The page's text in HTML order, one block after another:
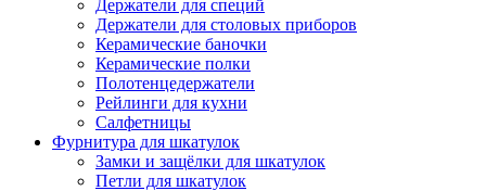
Держатели для специй
Держатели для столовых приборов
Керамические баночки
Керамические полки
Полотенцедержатели
Рейлинги для кухни
Салфетницы
Фурнитура для шкатулок
Замки и защёлки для шкатулок
Петли для шкатулок